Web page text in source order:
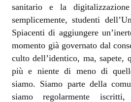
sanitario e la
semplicemente, studenti
Spiacenti di aggiungere
momento già governato dal
culto dell’identico, ma, sapete,
più e niente di meno di
siamo. Siamo parte della
siamo regolarmente